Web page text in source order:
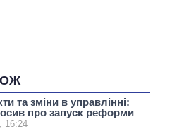
та зміни в управлінні:
про запуск реформи
16:24